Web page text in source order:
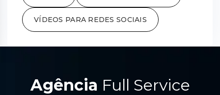
VÍDEOS PARA REDES SOCIAIS
Agência Full Service